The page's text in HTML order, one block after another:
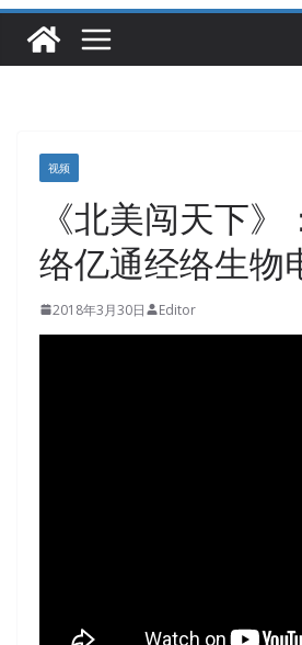
视频
《北美闯天下》
络亿通经络生物
2018年3月30日 Editor